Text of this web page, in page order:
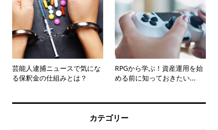
芸能人逮捕ニュースで気にな
る保釈金の仕組みとは？
RPGから学ぶ！資産運用を始
める前に知っておきたい...
カテゴリー